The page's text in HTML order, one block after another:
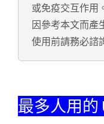
或免疫交互作用
因參考本文而產
使用前請務必諮
最多人用的